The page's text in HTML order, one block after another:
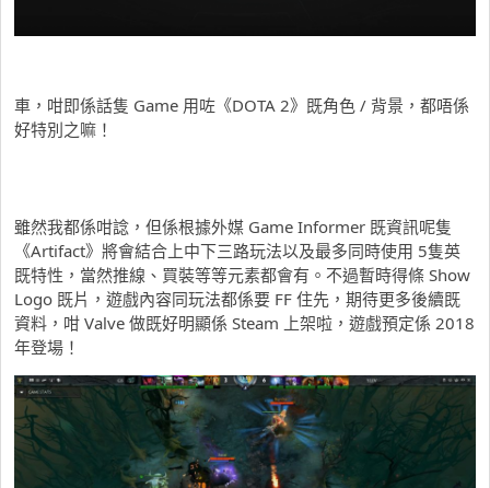
車，咁即係話隻 Game 用咗《DOTA 2》既角色 / 背景，都唔係
好特別之嘛！
雖然我都係咁諗，但係根據外媒 Game Informer 既資訊呢隻
《Artifact》將會結合上中下三路玩法以及最多同時使用 5隻英
既特性，當然推線、買裝等等元素都會有。不過暫時得條 Show
Logo 既片，遊戲內容同玩法都係要 FF 住先，期待更多後續既
資料，咁 Valve 做既好明顯係 Steam 上架啦，遊戲預定係 2018
年登場！